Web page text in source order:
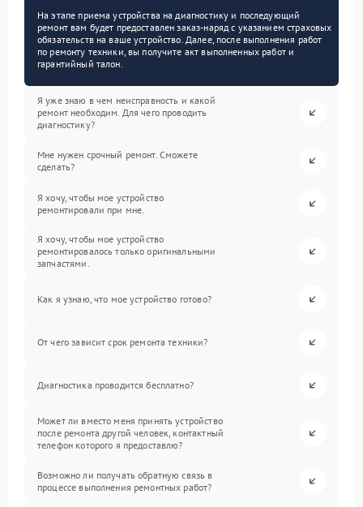
На этапе приема устройства на диагностику и последующий
ремонт вам будет предоставлен заказ-наряд с указанием страховых
обязательств на ваше устройство. Далее, после выполнения работ
по ремонту техники, вы получите акт выполненных работ и
гарантийный талон.
Я уже знаю в чем неисправность и какой
ремонт необходим. Для чего проводить
диагностику?
Мне нужен срочный ремонт. Сможете
сделать?
Я хочу, чтобы мое устройство
ремонтировали при мне.
Я хочу, чтобы мое устройство
ремонтировалось только оригинальными
запчастями.
Как я узнаю, что мое устройство готово?
От чего зависит срок ремонта техники?
Диагностика проводится бесплатно?
Может ли вместо меня принять устройство
после ремонта другой человек, контактный
телефон которого я предоставлю?
Возможно ли получать обратную связь в
процессе выполнения ремонтных работ?